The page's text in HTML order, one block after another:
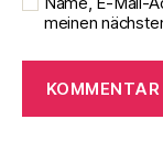
meinen